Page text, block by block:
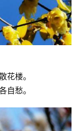
花楼。
自愁。